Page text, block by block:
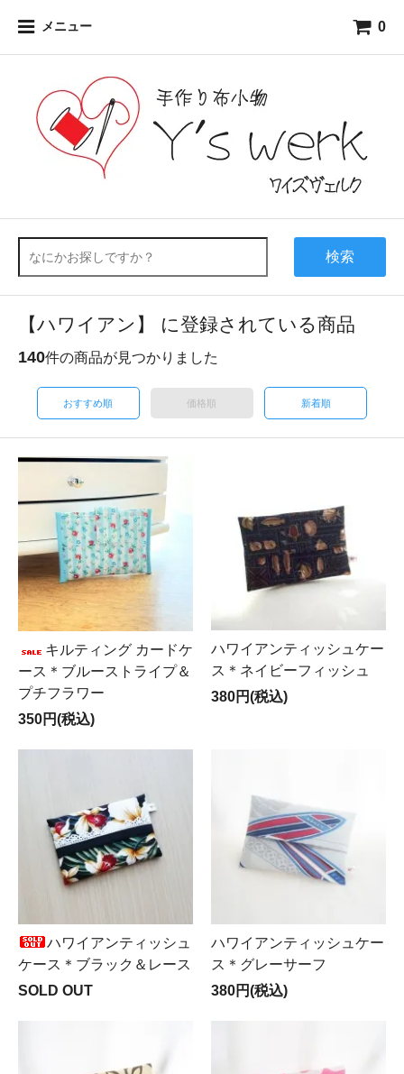
メニュー 0
検索
【ハワイアン】 に登録されている商品
140件の商品が見つかりました
おすすめ順 価格順 新着順
キルティング カードケ
ース＊ブルーストライプ＆
プチフラワー
350円(税込)
ハワイアンティッシュケー
ス＊ネイビーフィッシュ
380円(税込)
ハワイアンティッシュ
ケース＊ブラック＆レース
SOLD OUT
ハワイアンティッシュケー
ス＊グレーサーフ
380円(税込)